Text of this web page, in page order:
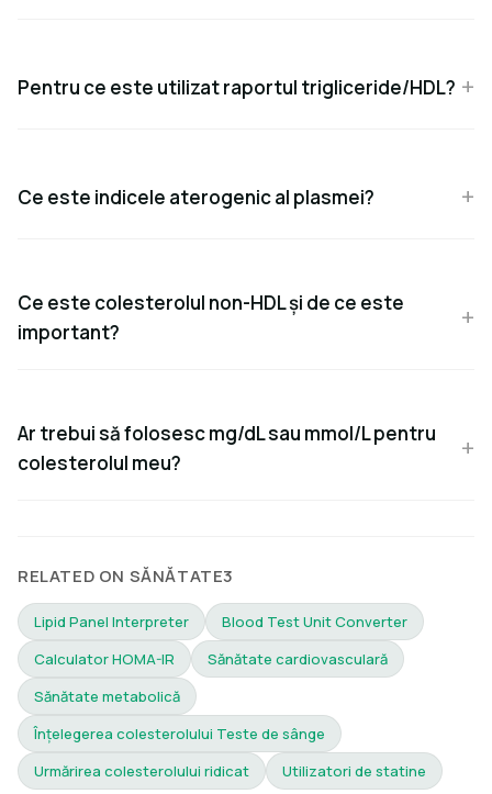
Pentru ce este utilizat raportul trigliceride/HDL?
Ce este indicele aterogenic al plasmei?
Ce este colesterolul non-HDL și de ce este
important?
Ar trebui să folosesc mg/dL sau mmol/L pentru
colesterolul meu?
RELATED ON SĂNĂTATE3
Lipid Panel Interpreter
Blood Test Unit Converter
Calculator HOMA-IR
Sănătate cardiovasculară
Sănătate metabolică
Înțelegerea colesterolului Teste de sânge
Urmărirea colesterolului ridicat
Utilizatori de statine